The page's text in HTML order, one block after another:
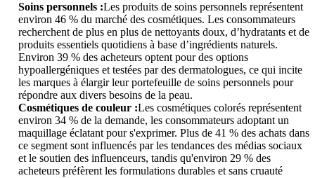
Soins personnels :Les produits de soins personnels représentent
environ 46 % du marché des cosmétiques. Les consommateurs
recherchent de plus en plus de nettoyants doux, d’hydratants et de
produits essentiels quotidiens à base d’ingrédients naturels.
Environ 39 % des acheteurs optent pour des options
hypoallergéniques et testées par des dermatologues, ce qui incite
les marques à élargir leur portefeuille de soins personnels pour
répondre aux divers besoins de la peau.
Cosmétiques de couleur :Les cosmétiques colorés représentent
environ 34 % de la demande, les consommateurs adoptant un
maquillage éclatant pour s'exprimer. Plus de 41 % des achats dans
ce segment sont influencés par les tendances des médias sociaux
et le soutien des influenceurs, tandis qu'environ 29 % des
acheteurs préfèrent les formulations durables et sans cruauté